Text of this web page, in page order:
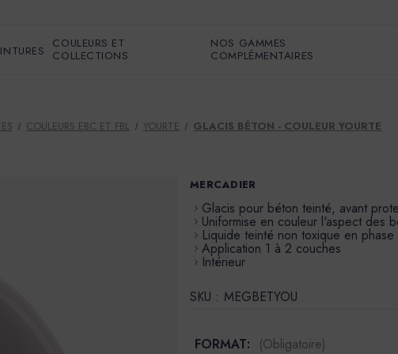
COULEURS ET
COLLECTIONS
NOS GAMMES
COMPLÉMENTAIRES
COULEURS EBC ET FBL YOURTE GLACIS BÉTON - COULEUR YOURTE
MERCADIER
Glacis pour béton teinté, avant
Uniformise en couleur l'aspect des
Liquide teinté non toxique en phase
Application 1 à 2 couches
Intérieur
SKU : MEGBETYOU
FORMAT: (Obligatoire)